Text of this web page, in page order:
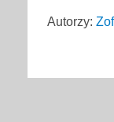
Autorzy: